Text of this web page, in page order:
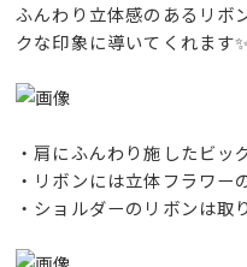
ふんわり立体感のあるリボ
クな印象に導いてくれます✨
・肩にふんわり施したビッ
・リボンには立体フラワー
・ショルダーのリボンは取